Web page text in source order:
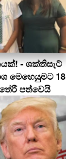
- ශක්තිසැට්
මෙහෙයුමට 18
පත්වෙයි